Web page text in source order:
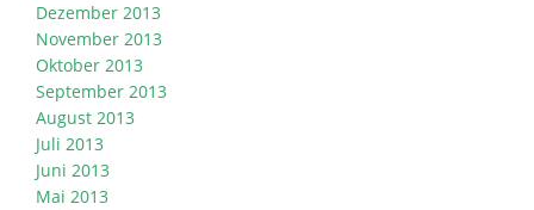
Dezember 2013
November 2013
Oktober 2013
September 2013
August 2013
Juli 2013
Juni 2013
Mai 2013